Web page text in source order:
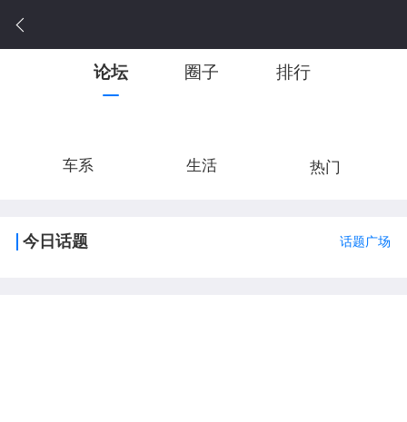
论坛 圈子 排行
车系 生活 热门
今日话题 话题广场